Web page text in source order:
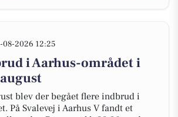
08-2026 12:25
i Aarhus-området i
blev der begået flere indbrud i
På Svalevej i Aarhus V fandt et